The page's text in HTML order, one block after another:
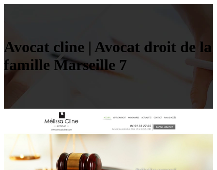
Avocat cline | Avocat droit de la
famille Marseille 7